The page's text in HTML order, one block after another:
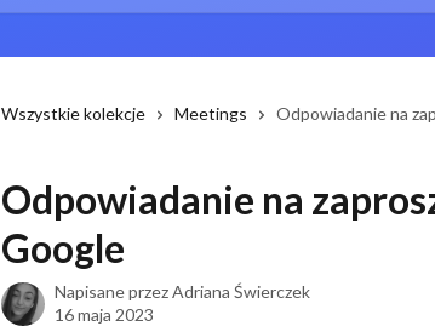
Wszystkie kolekcje Meetings Odpowiadanie na
Odpowiadanie na
Google
Napisane przezAdriana Świerczek
16 maja 2023